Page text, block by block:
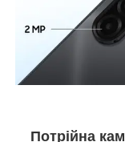
Потрійна